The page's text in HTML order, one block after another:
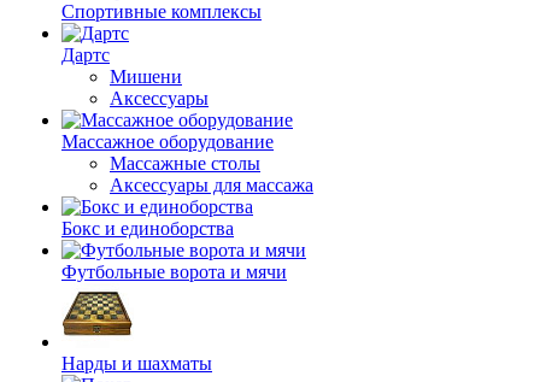
Спортивные комплексы
Дартс
Мишени
Аксессуары
Массажное оборудование
Массажные столы
Аксессуары для массажа
Бокс и единоборства
Футбольные ворота и мячи
Нарды и шахматы